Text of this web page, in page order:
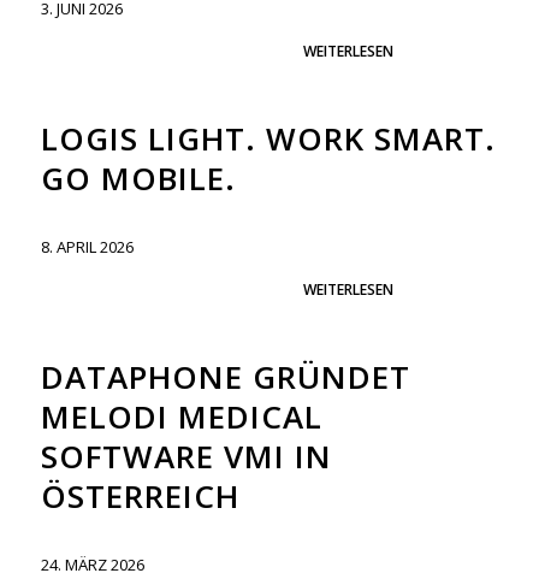
3. JUNI 2026
WEITERLESEN
LOGIS LIGHT. WORK SMART.
GO MOBILE.
8. APRIL 2026
WEITERLESEN
DATAPHONE GRÜNDET
MELODI MEDICAL
SOFTWARE VMI IN
ÖSTERREICH
24. MÄRZ 2026